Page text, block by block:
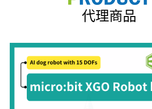
代理商品